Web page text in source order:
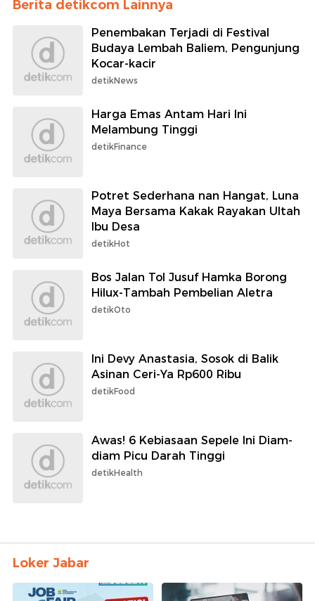
Berita detikcom Lainnya
Penembakan Terjadi di Festival
Budaya Lembah Baliem, Pengunjung
Kocar-kacir
detikNews
Harga Emas Antam Hari Ini
Melambung Tinggi
detikFinance
Potret Sederhana nan Hangat, Luna
Maya Bersama Kakak Rayakan Ultah
Ibu Desa
detikHot
Bos Jalan Tol Jusuf Hamka Borong
Hilux-Tambah Pembelian Aletra
detikOto
Ini Devy Anastasia, Sosok di Balik
Asinan Ceri-Ya Rp600 Ribu
detikFood
Awas! 6 Kebiasaan Sepele Ini Diam-
diam Picu Darah Tinggi
detikHealth
Loker Jabar